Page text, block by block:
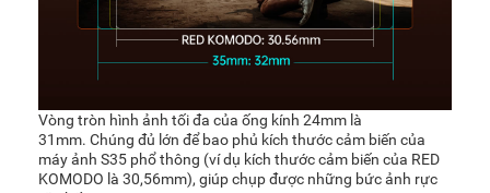
Vòng tròn hình ảnh tối đa của ống kính 24mm là
31mm. Chúng đủ lớn để bao phủ kích thước cảm biến của
máy ảnh S35 phổ thông (ví dụ kích thước cảm biến của RED
KOMODO là 30,56mm), giúp chụp được những bức ảnh rực